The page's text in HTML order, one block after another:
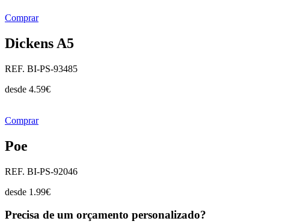
Comprar
Dickens A5
REF. BI-PS-93485
desde 4.59€
Comprar
Poe
REF. BI-PS-92046
desde 1.99€
Precisa de um orçamento personalizado?